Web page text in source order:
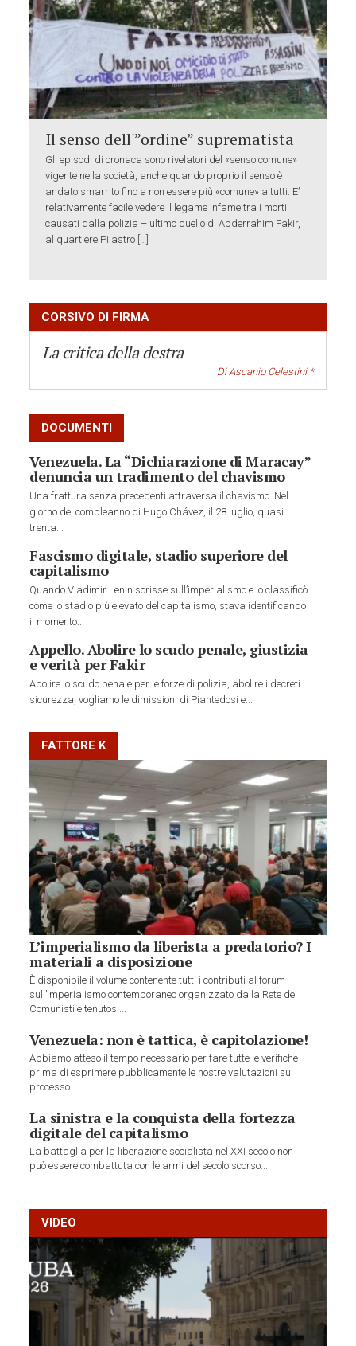
Il senso dell'”ordine” suprematista
Gli episodi di cronaca sono rivelatori del «senso comune»
vigente nella società, anche quando proprio il senso è
andato smarrito fino a non essere più «comune» a tutti. E’
relativamente facile vedere il legame infame tra i morti
causati dalla polizia – ultimo quello di Abderrahim Fakir,
al quartiere Pilastro […]
CORSIVO DI FIRMA
La critica della destra
DiAscanio Celestini *
DOCUMENTI
Venezuela. La “Dichiarazione di Maracay”
denuncia un tradimento del chavismo
Una frattura senza precedenti attraversa il chavismo. Nel
giorno del compleanno di Hugo Chávez, il 28 luglio, quasi
trenta...
Fascismo digitale, stadio superiore del
capitalismo
Quando Vladimir Lenin scrisse sull’imperialismo e lo classificò
come lo stadio più elevato del capitalismo, stava identificando
il momento...
Appello. Abolire lo scudo penale, giustizia
e verità per Fakir
Abolire lo scudo penale per le forze di polizia, abolire i decreti
sicurezza, vogliamo le dimissioni di Piantedosi e...
FATTORE K
L’imperialismo da liberista a predatorio? I
materiali a disposizione
È disponibile il volume contenente tutti i contributi al forum
sull’imperialismo contemporaneo organizzato dalla Rete dei
Comunisti e tenutosi...
Venezuela: non è tattica, è capitolazione!
Abbiamo atteso il tempo necessario per fare tutte le verifiche
prima di esprimere pubblicamente le nostre valutazioni sul
processo...
La sinistra e la conquista della fortezza
digitale del capitalismo
La battaglia per la liberazione socialista nel XXI secolo non
può essere combattuta con le armi del secolo scorso....
VIDEO